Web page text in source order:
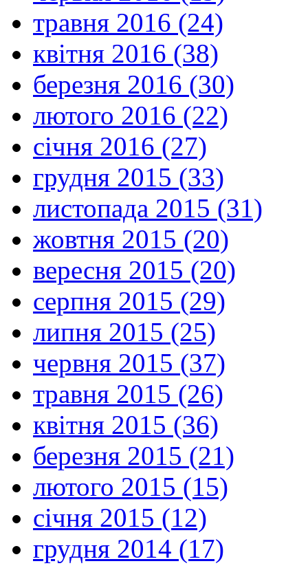
травня 2016 (24)
квітня 2016 (38)
березня 2016 (30)
лютого 2016 (22)
січня 2016 (27)
грудня 2015 (33)
листопада 2015 (31)
жовтня 2015 (20)
вересня 2015 (20)
серпня 2015 (29)
липня 2015 (25)
червня 2015 (37)
травня 2015 (26)
квітня 2015 (36)
березня 2015 (21)
лютого 2015 (15)
січня 2015 (12)
грудня 2014 (17)